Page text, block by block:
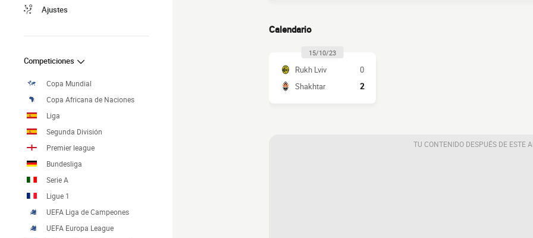
Ajustes
Competiciones
Copa Mundial
Copa Africana de Naciones
Liga
Segunda División
Premier league
Bundesliga
Serie A
Ligue 1
UEFA Liga de Campeones
UEFA Europa League
Calendario
15/10/23
Rukh Lviv
0
Shakhtar
2
TU CONTENIDO DESPUÉS DE ESTE